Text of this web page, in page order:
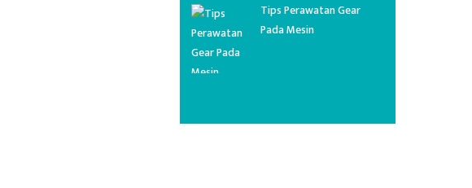
Tips Perawatan Gear
Pada Mesin